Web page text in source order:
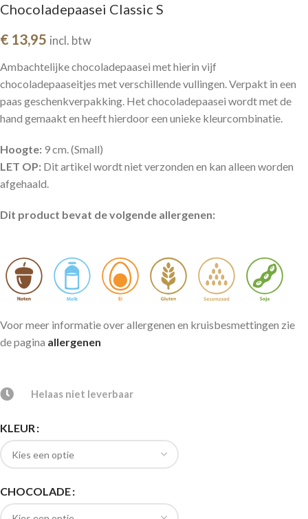
Chocoladepaasei Classic S
€ 13,95 incl. btw
Ambachtelijke chocoladepaasei met hierin vijf
chocoladepaaseitjes met verschillende vullingen. Verpakt in een
paas geschenkverpakking. Het chocoladepaasei wordt met de
hand gemaakt en heeft hierdoor een unieke kleurcombinatie.
Hoogte: 9 cm. (Small)
LET OP: Dit artikel wordt niet verzonden en kan alleen worden
afgehaald.
Dit product bevat de volgende allergenen:
Voor meer informatie over allergenen en kruisbesmettingen zie
de pagina allergenen
Helaas niet leverbaar
KLEUR
CHOCOLADE